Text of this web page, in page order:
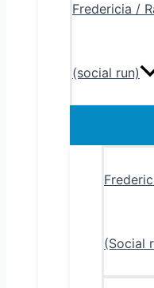
Fredericia /
(social run)
(Social